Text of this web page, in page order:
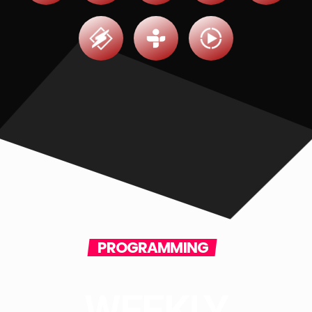
PROGRAMMING